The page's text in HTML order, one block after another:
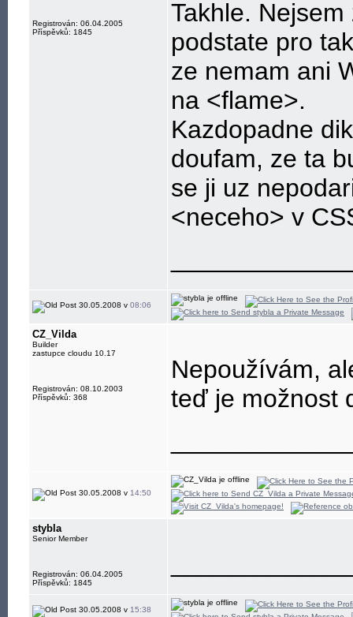
Registrován: 06.04.2005
Příspěvků: 1845
Takhle.
podstate pro
ze nemam ani
na <flame>.
Kazdopadne
doufam, ze ta
se ji uz
<neceho> v
30.05.2008 v 08:06
CZ_Vilda
Builder
zastupce cloudu 10.17
Registrován: 08.10.2003
Příspěvků: 368
Nepoužívám,
teď je možnost
30.05.2008 v 14:50
stybla
Senior Member
Registrován: 06.04.2005
Příspěvků: 1845
30.05.2008 v 15:38